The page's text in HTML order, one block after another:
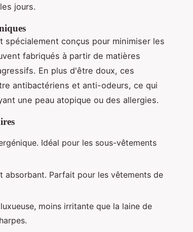
jours.
spécialement conçus pour minimiser les
fabriqués à partir de matières
En plus d'être doux, ces
antibactériens et anti-odeurs, ce qui
une peau atopique ou des allergies.
Idéal pour les sous-vêtements
absorbant. Parfait pour les vêtements de
moins irritante que la laine de